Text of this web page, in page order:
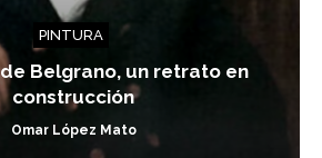
PINTURA
Belgrano, un retrato en
construcción
Omar López Mato